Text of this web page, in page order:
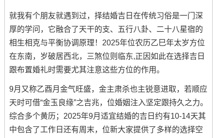
就我有个朋友就遇到过，择结婚吉日在传统习俗是一门深
厚的学问，它融合了天干的支、五行八卦、二十八星宿的
相生相克与平衡协调原理！2025年位农历乙巳年太岁方位
在东南，岁破居西北，三煞位则临东,正因如此在选择吉日
跟布置婚礼时需要尤其注意这些方位的作用。
9月又称乙酉月金气旺盛，金主肃杀也主锐意进取，若顺应
天时可借“金玉良缘”之吉兆，位婚姻注入坚定跟持久之力。
综合多个黄历；2025年9月适宜结婚的吉日约有10-14天其
中包含了工作日还有周末，位新大家提供了多样的选择空